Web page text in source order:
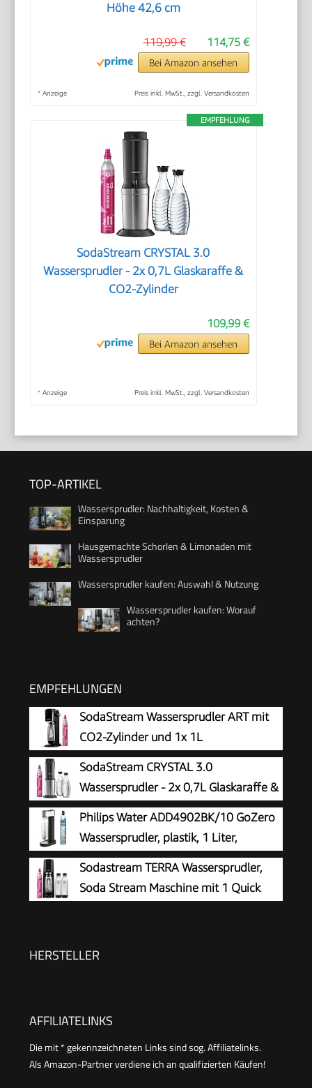
Höhe 42,6 cm
114,75 €
119,99 €
Bei Amazon ansehen
* Anzeige Preis inkl. MwSt., zzgl. Versandkosten
EMPFEHLUNG
SodaStream CRYSTAL 3.0
Wassersprudler - 2x 0,7L Glaskaraffe &
CO2-Zylinder
109,99 €
Bei Amazon ansehen
* Anzeige Preis inkl. MwSt., zzgl. Versandkosten
TOP-ARTIKEL
Wassersprudler: Nachhaltigkeit, Kosten &
Einsparung
Hausgemachte Schorlen & Limonaden mit
Wassersprudler
Wassersprudler kaufen: Auswahl & Nutzung
Wassersprudler kaufen: Worauf
achten?
EMPFEHLUNGEN
SodaStream Wassersprudler ART mit
CO2-Zylinder und 1x 1L
spülmaschinenfeste Kunststoff-
Flasche, Höhe 44cm, Schwarz, 44 cm
SodaStream CRYSTAL 3.0
Wassersprudler - 2x 0,7L Glaskaraffe &
CO2-Zylinder
Philips Water ADD4902BK/10 GoZero
Wassersprudler, plastik, 1 Liter,
Schwarz
Sodastream TERRA Wassersprudler,
Soda Stream Maschine mit 1 Quick
Sprudlerflaschen, Höhe 44 cm, Schwarz
HERSTELLER
AFFILIATELINKS
Die mit * gekennzeichneten Links sind sog. Affiliatelinks.
Als Amazon-Partner verdiene ich an qualifizierten Käufen!